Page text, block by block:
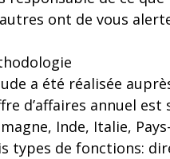
ont de vous
a été réalisée
d’affaires annuel
Inde, Italie,
types de fonctions: